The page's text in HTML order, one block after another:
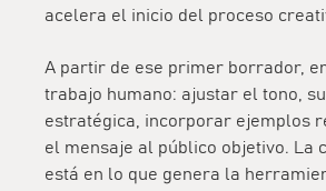
acelera el inicio del proceso
A partir de ese primer borrador,
trabajo humano: ajustar el tono,
estratégica, incorporar ejemplos
el mensaje al público objetivo. La
está en lo que genera la